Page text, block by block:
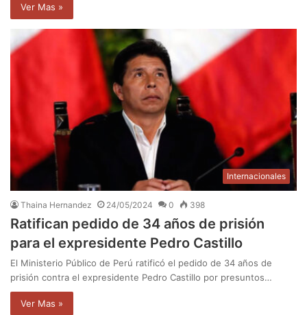
Ver Mas »
Internacionales
Thaina Hernandez 24/05/2024 0 398
Ratifican pedido de 34 años de prisión
para el expresidente Pedro Castillo
El Ministerio Público de Perú ratificó el pedido de 34 años de
prisión contra el expresidente Pedro Castillo por presuntos…
Ver Mas »